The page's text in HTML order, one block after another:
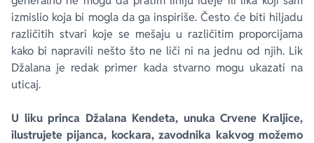
izmislio koja bi mogla da ga inspiriše. Često će biti hiljadu
različitih stvari koje se mešaju u različitim proporcijama
kako bi napravili nešto što ne liči ni na jednu od njih. Lik
Džalana je redak primer kada stvarno mogu ukazati na
uticaj.
U liku princa Džalana Kendeta, unuka Crvene Kraljice,
ilustrujete pijanca, kockara, zavodnika kakvog možemo